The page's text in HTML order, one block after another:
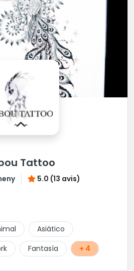
Tattoo
5.0 (13 avis)
Asiático
Fantasía + 4